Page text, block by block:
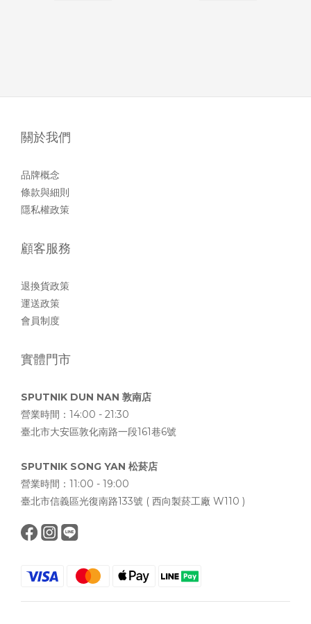
關於我們
品牌概念
條款與細則
隱私權政策
顧客服務
退換貨政策
運送政策
會員制度
實體門市
SPUTNIK DUN NAN 敦南店
營業時間：14:00 - 21:30
臺北市大安區敦化南路一段161巷6號
SPUTNIK SONG YAN 松菸店
營業時間：11:00 - 19:00
臺北市信義區光復南路133號 ( 西向製菸工廠 W110 )